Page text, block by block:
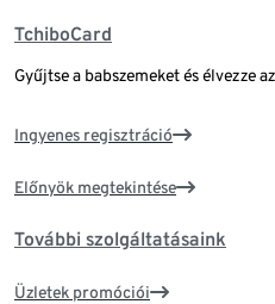
TchiboCard
Gyűjtse a babszemeket és élvezze
Ingyenes regisztráció
Előnyök megtekintése
További szolgáltatásaink
Üzletek promóciói